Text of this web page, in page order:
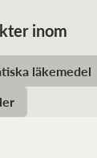
inom
läkemedel